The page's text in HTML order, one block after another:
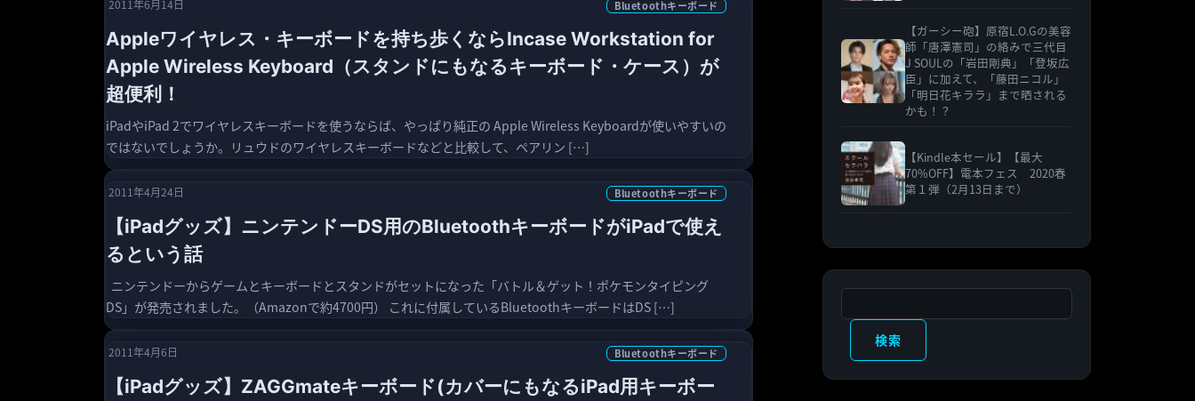
2011年6月14日 Bluetoothキーボード
Appleワイヤレス・キーボードを持ち歩くならIncase Workstation for
Apple Wireless Keyboard（スタンドにもなるキーボード・ケース）が
超便利！
iPadやiPad 2でワイヤレスキーボードを使うならば、やっぱり純正の Apple Wireless Keyboardが使いやすいの
ではないでしょうか。リュウドのワイヤレスキーボードなどと比較して、ペアリン […]
2011年4月24日 Bluetoothキーボード
【iPadグッズ】ニンテンドーDS用のBluetoothキーボードがiPadで使え
るという話
ニンテンドーからゲームとキーボードとスタンドがセットになった「バトル＆ゲット！ポケモンタイピング
DS」が発売されました。（Amazonで約4700円） これに付属しているBluetoothキーボードはDS […]
2011年4月6日 Bluetoothキーボード
【iPadグッズ】ZAGGmateキーボード(カバーにもなるiPad用キーボー
【ガーシー砲】原宿L.O.Gの美容
師「唐澤憲司」の絡みで三代目
J SOULの「岩田剛典」「登坂広
臣」に加えて、「藤田ニコル」
「明日花キララ」まで晒される
かも！？
【Kindle本セール】【最大
70%OFF】電本フェス 2020春
第１弾（2月13日まで）
検索